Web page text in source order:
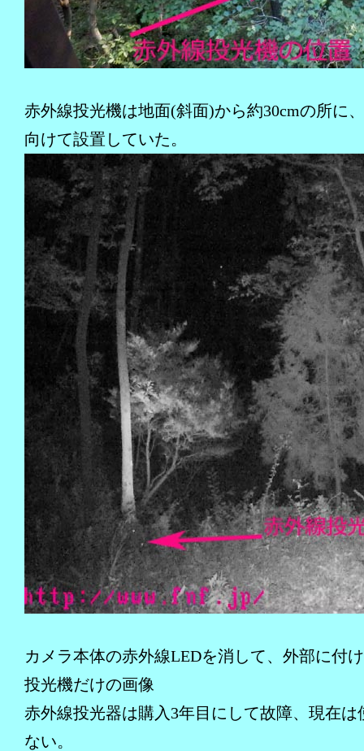
赤外線投光機は地面(斜面)から約30cmの所に
向けて設置していた。
カメラ本体の赤外線LEDを消して、外部に付
投光機だけの画像
赤外線投光器は購入3年目にして故障、現在は
ない。